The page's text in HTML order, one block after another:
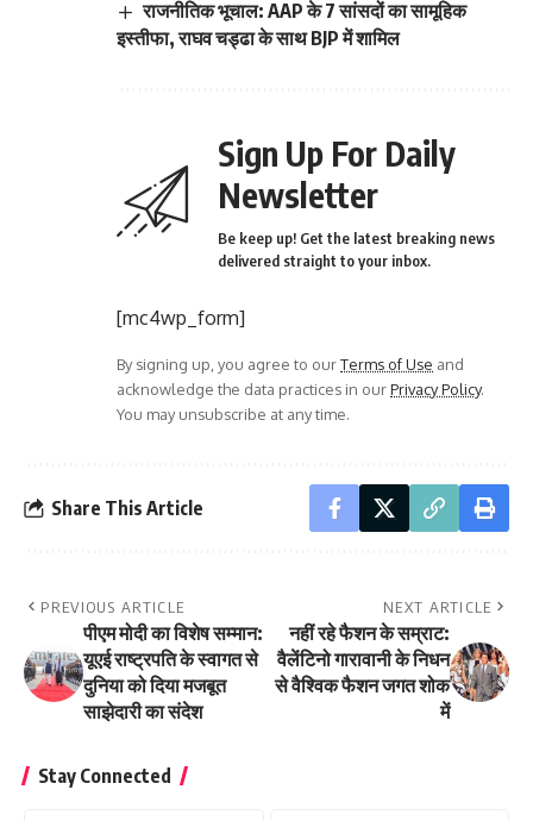
राजनीतिक भूचाल: AAP के 7 सांसदों का सामूहिक
इस्तीफा, राघव चड्ढा के साथ BJP में शामिल
Sign Up For Daily
Newsletter
Be keep up! Get the latest breaking news
delivered straight to your inbox.
[mc4wp_form]
By signing up, you agree to ourTerms of Use and
acknowledge the data practices in ourPrivacy Policy.
You may unsubscribe at any time.
Share This Article
PREVIOUS ARTICLE
पीएम मोदी का विशेष सम्मान:
यूएई राष्ट्रपति के स्वागत से
दुनिया को दिया मजबूत
साझेदारी का संदेश
NEXT ARTICLE
नहीं रहे फैशन के सम्राट:
वैलेंटिनो गारावानी के निधन
से वैश्विक फैशन जगत शोक
में
Stay Connected